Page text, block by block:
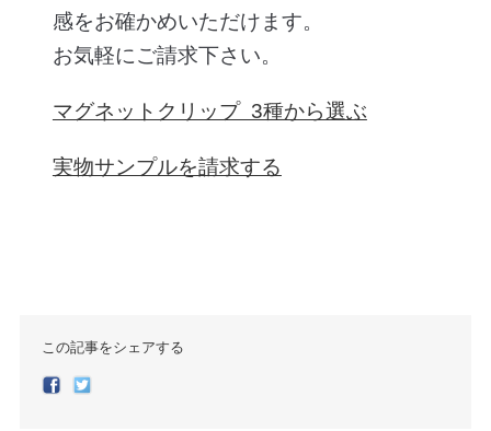
感をお確かめいただけます。
お気軽にご請求下さい。
マグネットクリップ 3種から選ぶ
実物サンプルを請求する
この記事をシェアする
Facebook
Twitter